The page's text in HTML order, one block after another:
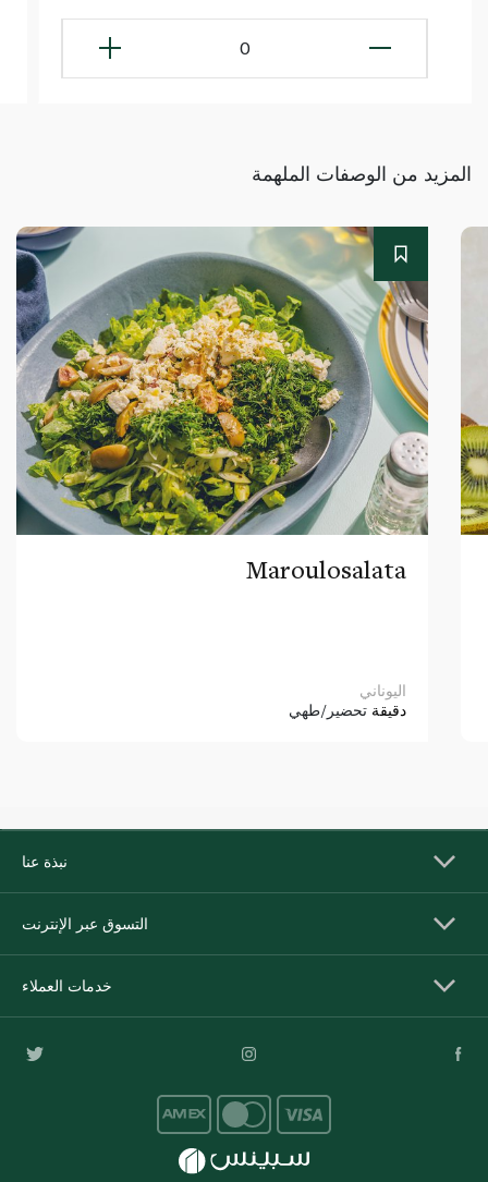
0
المزيد من الوصفات الملهمة
Maroulosalata
اليوناني
دقيقة تحضير/طهي
نبذة عنا
التسوق عبر الإنترنت
خدمات العملاء